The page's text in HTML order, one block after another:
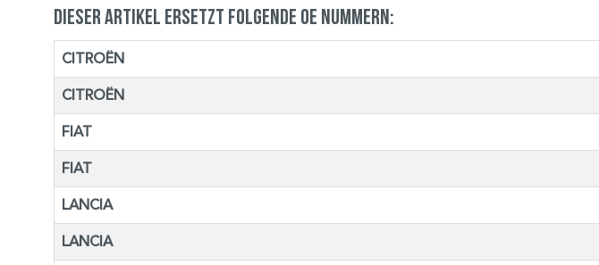
Dieser Artikel ersetzt folgende OE Nummern:
CITROËN
CITROËN
FIAT
FIAT
LANCIA
LANCIA